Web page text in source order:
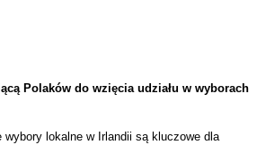
Polaków do wzięcia udziału w wyborach
lokalne w Irlandii są kluczowe dla